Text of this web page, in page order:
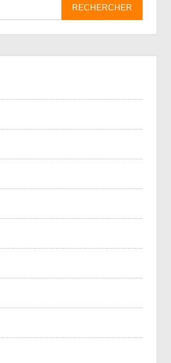
RECHERCHER